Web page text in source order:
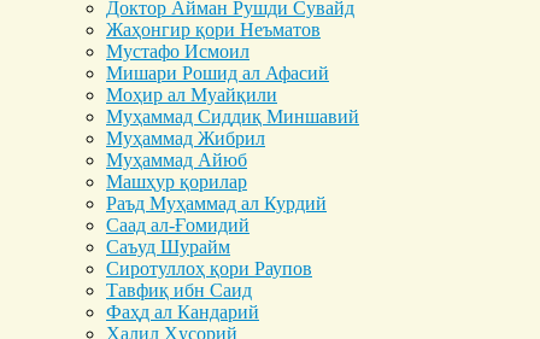
Доктор Айман Рушди Сувайд
Жаҳонгир қори Неъматов
Мустафо Исмоил
Мишари Рошид ал Афасий
Моҳир ал Муайқили
Муҳаммад Cиддиқ Миншавий
Муҳаммад Жибрил
Муҳаммад Айюб
Машҳур қорилар
Раъд Муҳаммад ал Курдий
Саад ал-Ғомидий
Саъуд Шурайм
Сиротуллоҳ қори Раупов
Тавфиқ ибн Саид
Фаҳд ал Кандарий
Халил Ҳусорий